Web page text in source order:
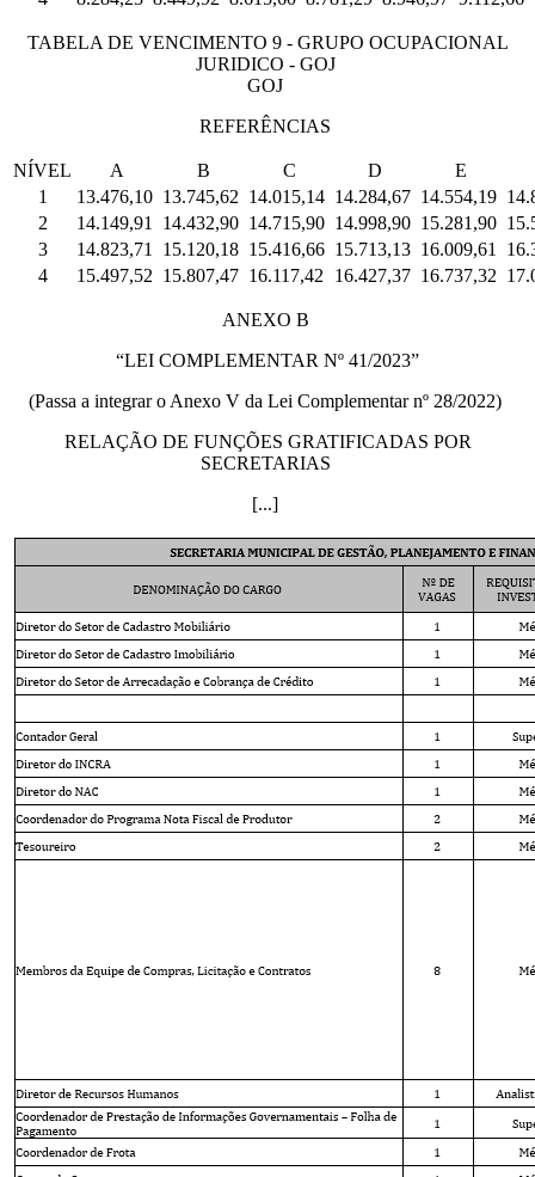
TABELA DE VENCIMENTO 9 - GRUPO OCUPACIONAL
JURIDICO - GOJ
GOJ
REFERÊNCIAS
NÍVEL A B C D
E
1
13.476,10 13.745,62 14.015,14 14.284,67 14.554,19
2
14.149,91 14.432,90 14.715,90 14.998,90 15.281,90
3
14.823,71 15.120,18 15.416,66 15.713,13 16.009,61
4
15.497,52 15.807,47 16.117,42 16.427,37 16.737,32
ANEXO B
“LEI COMPLEMENTAR Nº 41/2023”
(Passa a integrar o Anexo V da Lei Complementar nº 28/2022)
RELAÇÃO DE FUNÇÕES GRATIFICADAS POR
SECRETARIAS
[...]